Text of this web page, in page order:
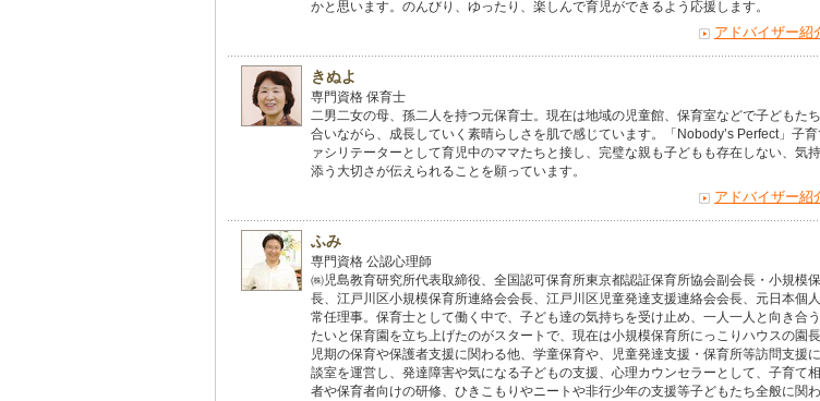
かと思います。のんびり、ゆったり、楽しんで育児ができるよう応援します。
アドバイザー紹
きぬよ
専門資格 保育士
二男二女の母、孫二人を持つ元保育士。現在は地域の児童館、保育室などで子どもた
合いながら、成長していく素晴らしさを肌で感じています。「Nobody’s Perfect」子
ァシリテーターとして育児中のママたちと接し、完璧な親も子どもも存在しない、気
添う大切さが伝えられることを願っています。
アドバイザー紹
ふみ
専門資格 公認心理師
㈱児島教育研究所代表取締役、全国認可保育所東京都認証保育所協会副会長・小規模
長、江戸川区小規模保育所連絡会会長、江戸川区児童発達支援連絡会会長、元日本個
常任理事。保育士として働く中で、子ども達の気持ちを受け止め、一人一人と向き合
たいと保育園を立ち上げたのがスタートで、現在は小規模保育所にっこりハウスの園
児期の保育や保護者支援に関わる他、学童保育や、児童発達支援・保育所等訪問支援
談室を運営し、発達障害や気になる子どもの支援、心理カウンセラーとして、子育て
者や保育者向けの研修、ひきこもりやニートや非行少年の支援等子どもたち全般に関